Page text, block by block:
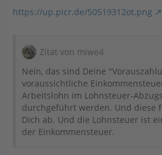
https://up.picr.de/50519312ot.png
Zitat von miwe4
Nein, das sind Deine
voraussichtliche
Arbeitslohn im Lohnsteuer-
durchgeführt werden. Und diese
Dich ab. Und die Lohnsteuer ist
der Einkommensteuer.